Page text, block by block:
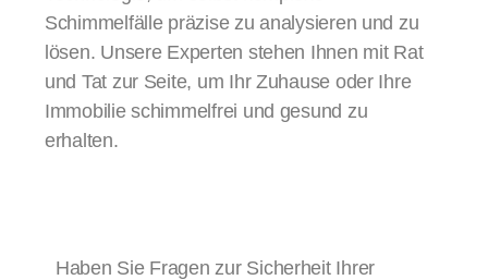
Schimmelfälle präzise zu analysieren und zu
lösen. Unsere Experten stehen Ihnen mit Rat
und Tat zur Seite, um Ihr Zuhause oder Ihre
Immobilie schimmelfrei und gesund zu
erhalten.
Haben Sie Fragen zur Sicherheit Ihrer